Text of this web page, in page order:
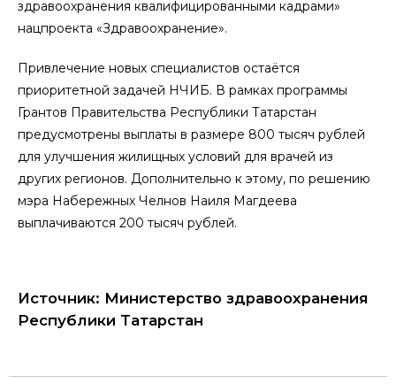
здравоохранения квалифицированными кадрами»
нацпроекта «Здравоохранение».
Привлечение новых специалистов остаётся
приоритетной задачей НЧИБ. В рамках программы
Грантов Правительства Республики Татарстан
предусмотрены выплаты в размере 800 тысяч рублей
для улучшения жилищных условий для врачей из
других регионов. Дополнительно к этому, по решению
мэра Набережных Челнов Наиля Магдеева
выплачиваются 200 тысяч рублей.
Источник: Министерство здравоохранения
Республики Татарстан